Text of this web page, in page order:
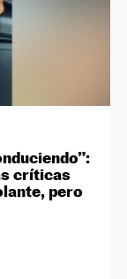
críticas
pero